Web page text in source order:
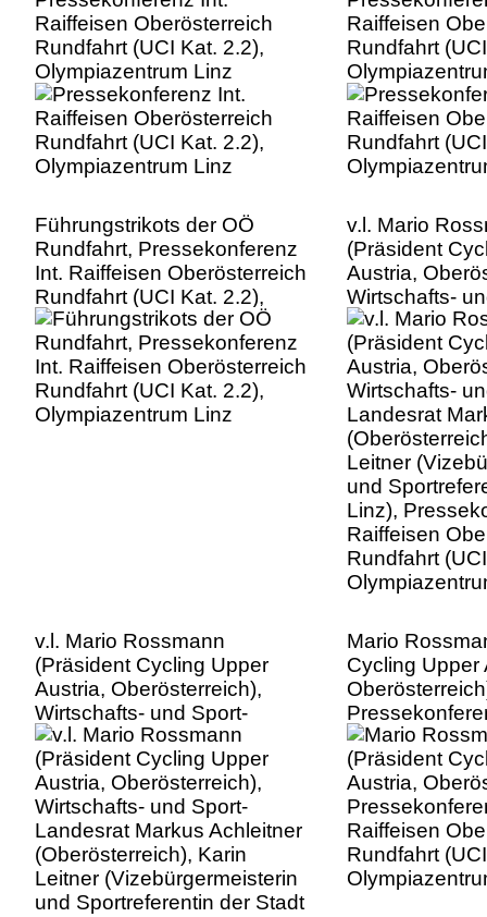
Raiffeisen Oberösterreich
Rundfahrt (UCI Kat. 2.2),
Olympiazentrum Linz
Raiffeisen
Rundfahrt
Führungstrikots der OÖ
Rundfahrt, Pressekonferenz
Int. Raiffeisen Oberösterreich
Rundfahrt (UCI Kat. 2.2),
Olympiazentrum Linz
v.l. Mario
(Präsident
Austria,
Wirtschafts-
Landesrat
Leitner
und
Linz),
Raiffeisen
Rundfahrt
v.l. Mario Rossmann
(Präsident Cycling Upper
Austria, Oberösterreich),
Wirtschafts- und Sport-
Landesrat Markus Achleitner
(Oberösterreich), Karin
Leitner (Vizebürgermeisterin
und Sportreferentin der Stadt
Linz), Pressekonferenz Int.
Raiffeisen Oberösterreich
Rundfahrt (UCI Kat. 2.2),
Olympiazentrum Linz
Mario
Cycling Upper
Raiffeisen
Rundfahrt